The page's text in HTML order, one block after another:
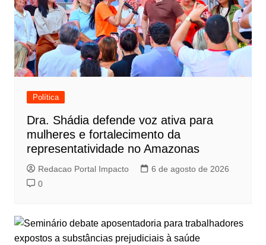
Política
Dra. Shádia defende voz ativa para
mulheres e fortalecimento da
representatividade no Amazonas
Redacao Portal Impacto
6 de agosto de 2026
0